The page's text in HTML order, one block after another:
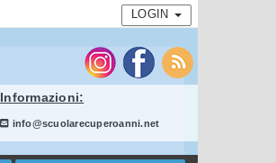
LOGIN
Informazioni:
info@scuolarecuperoanni.net